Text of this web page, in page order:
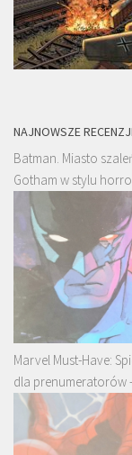
NAJNOWSZE
Batman. Miasto
Gotham w stylu
Marvel Must-Have:
dla prenumeratorów